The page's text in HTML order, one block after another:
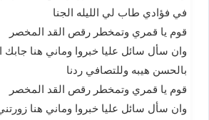
في فؤادي طاب لي الليله الجنا
قوم يا قمري وتمخطر رقص القد المخصر
وان سأل سائل عليا خبروا وماني هنا جابك
بالحسن هيبه وللتصافي ردنا
قوم يا قمري وتمخطر رقص القد المخصر
وان سأل سائل عليا خبروا وماني هنا